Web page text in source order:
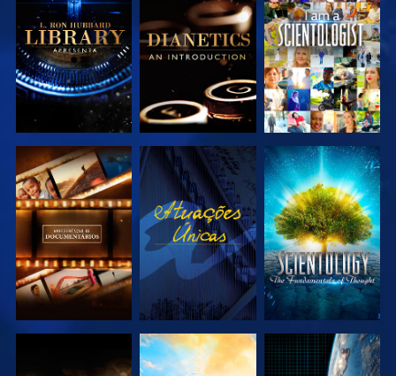
EXPLORAR A
SÉRIE
EXPLORAR A
SÉRIE
VER
EXPLORAR A
SÉRIE
VER
EXPLORAR A
SÉRIE